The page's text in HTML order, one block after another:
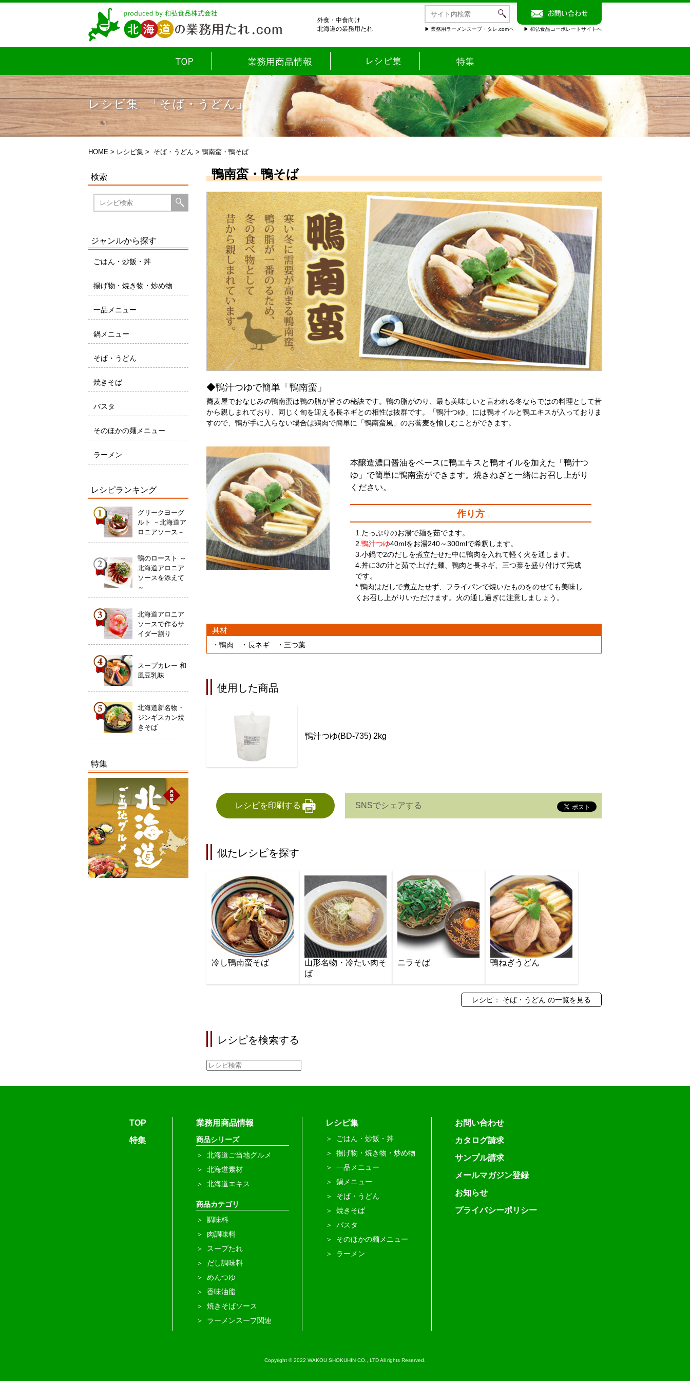
外食・中食向け
北海道の業務用たれ
業務用ラーメンスープ・タレ.comヘ 和弘食品コーポレートサイトへ
レシピ集 「そば・うどん」
HOME > レシピ集 > そば・うどん > 鴨南蛮・鴨そば
鴨南蛮・鴨そば
◆鴨汁つゆで簡単「鴨南蛮」
蕎麦屋でおなじみの鴨南蛮は鴨の脂が旨さの秘訣です。鴨の脂がのり、最も美味しいと言われる冬ならではの料理として昔
から親しまれており、同じく旬を迎える長ネギとの相性は抜群です。「鴨汁つゆ」には鴨オイルと鴨エキスが入っておりま
すので、鴨が手に入らない場合は鶏肉で簡単に「鴨南蛮風」のお蕎麦を愉しむことができます。
本醸造濃口醤油をベースに鴨エキスと鴨オイルを加えた「鴨汁つ
ゆ」で簡単に鴨南蛮ができます。焼きねぎと一緒にお召し上がり
ください。
作り方
1.たっぷりのお湯で麺を茹でます。
2. 鴨汁つゆ40mlをお湯240～300mlで希釈します。
3.小鍋で2のだしを煮立たせた中に鴨肉を入れて軽く火を通します。
4.丼に3の汁と茹で上げた麺、鴨肉と長ネギ、三つ葉を盛り付けて完成
です。
* 鴨肉はだしで煮立たせず、フライパンで焼いたものをのせても美味し
くお召し上がりいただけます。火の通し過ぎに注意しましょう。
具材
・鴨肉 ・長ネギ ・三つ葉
使用した商品
鴨汁つゆ(BD-735) 2kg
レシピを印刷する SNSでシェアする
似たレシピを探す
冷し鴨南蛮そば
山形名物・冷たい肉そ
ば
ニラそば 鴨ねぎうどん
レシピ： そば・うどん の一覧を見る
レシピを検索する
検索
ジャンルから探す
ごはん・炒飯・丼
揚げ物・焼き物・炒め物
一品メニュー
鍋メニュー
そば・うどん
焼きそば
パスタ
そのほかの麺メニュー
ラーメン
レシピランキング
グリークヨーグ
ルト －北海道ア
ロニアソース－
鴨のロースト ～
北海道アロニア
ソースを添えて
～
北海道アロニア
ソースで作るサ
イダー割り
スープカレー 和
風豆乳味
北海道新名物・
ジンギスカン焼
きそば
特集
TOP
特集
業務用商品情報
商品シリーズ
北海道ご当地グルメ
北海道素材
北海道エキス
商品カテゴリ
調味料
肉調味料
スープたれ
だし調味料
めんつゆ
香味油脂
焼きそばソース
ラーメンスープ関連
レシピ集
ごはん・炒飯・丼
揚げ物・焼き物・炒め物
一品メニュー
鍋メニュー
そば・うどん
焼きそば
パスタ
そのほかの麺メニュー
ラーメン
お問い合わせ
カタログ請求
サンプル請求
メールマガジン登録
お知らせ
プライバシーポリシー
Copyright © 2022 WAKOU SHOKUHIN CO., LTD All rights Reserved.